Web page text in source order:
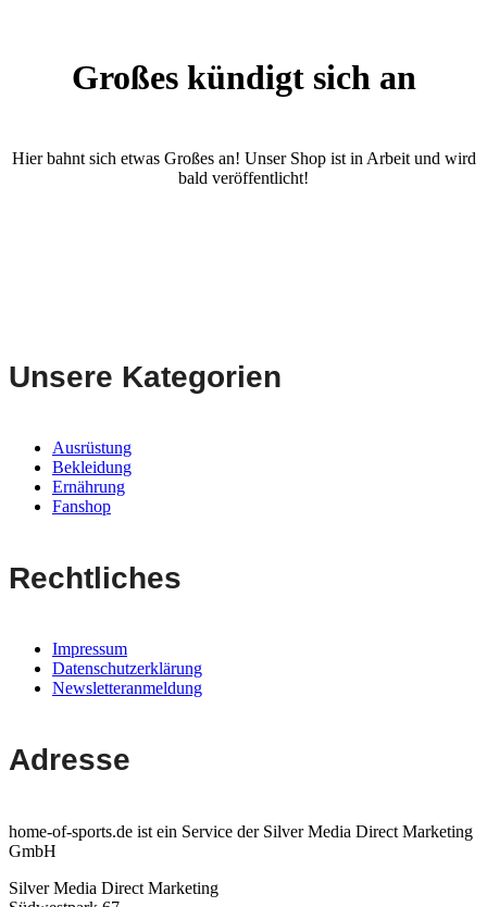
Großes kündigt sich an
Hier bahnt sich etwas Großes an! Unser Shop ist in Arbeit und wird
bald veröffentlicht!
Unsere Kategorien
Ausrüstung
Bekleidung
Ernährung
Fanshop
Rechtliches
Impressum
Datenschutzerklärung
Newsletteranmeldung
Adresse
home-of-sports.de ist ein Service der Silver Media Direct Marketing
GmbH
Silver Media Direct Marketing